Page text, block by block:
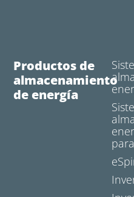
Productos de
almacenamiento
de energía